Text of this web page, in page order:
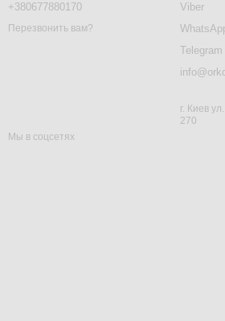
+380677880170
Перезвонить вам?
Viber
Telegram
г. Киев
270
Мы в соцсетях